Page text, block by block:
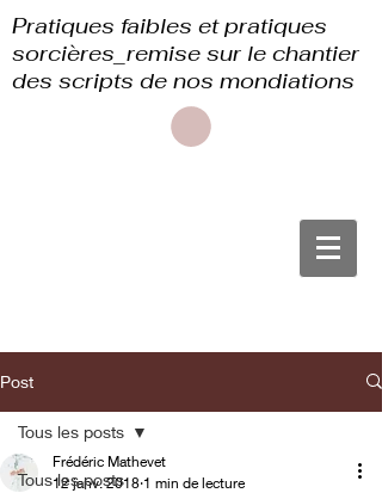
Pratiques faibles et pratiques
sorcières_remise sur le chantier
des scripts de nos mondiations
Post
Tous les posts
Tous les posts
Frédéric Mathevet
12 janv. 2018 1 min de lecture